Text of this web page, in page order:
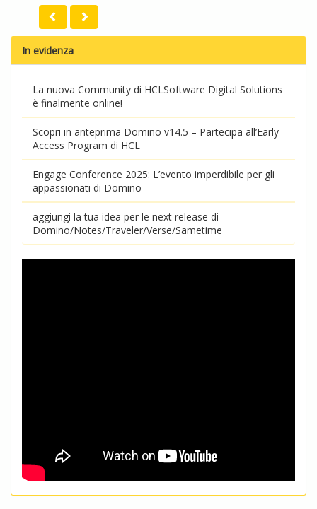
In evidenza
La nuova Community di HCLSoftware Digital Solutions
è finalmente online!
Scopri in anteprima Domino v14.5 – Partecipa all’Early
Access Program di HCL
Engage Conference 2025: L’evento imperdibile per gli
appassionati di Domino
aggiungi la tua idea per le next release di
Domino/Notes/Traveler/Verse/Sametime